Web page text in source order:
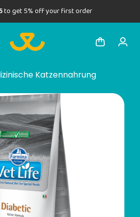
to get 5% off your first order
Katzennahrung